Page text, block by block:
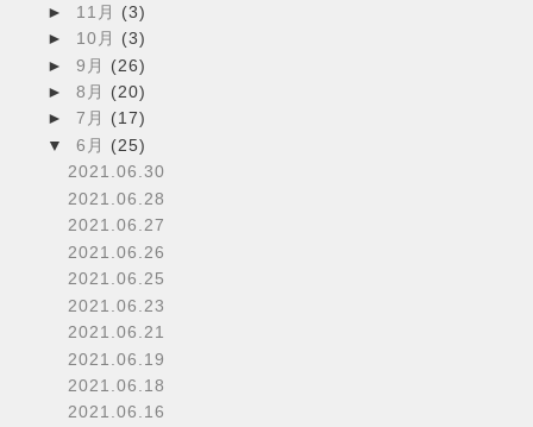
► 11月 (3)
► 10月 (3)
►9月 (26)
►8月 (20)
►7月 (17)
▼6月 (25)
2021.06.30
2021.06.28
2021.06.27
2021.06.26
2021.06.25
2021.06.23
2021.06.21
2021.06.19
2021.06.18
2021.06.16